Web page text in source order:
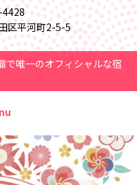
区平河町2-5-5
で唯一のオフィシャルな宿